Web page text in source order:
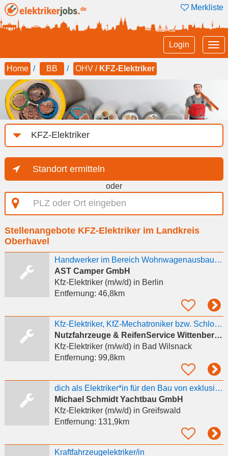
Merkliste
Login
Home BB OHV / KFZ-Elektriker
Job-
Kategorie
Standort ermitteln
oder
PLZ
oder
eingeben
Stellenangebote KFZ-Elektriker im Landkreis
Oberhavel
Handwerker im Bereich Wohnwagenausbau-Umbau-Reparatur
AST Camper GmbH
Kfz-Elektriker (m/w/d)in Berlin
Entfernung: 46,8km
Kfz-Elektriker, KfZ-Mechatroniker bzw. Schlosser (m/w/d) gesucht
Nutzfahrzeuge & ReifenService Wittenberge
Kfz-Elektriker (m/w/d)in Bad Wilsnack
Entfernung: 99,8km
dich als Elektriker*in für den Bau von exklusiven Segelyachten.
Michael Schmidt Yachtbau GmbH
Kfz-Elektriker (m/w/d)in Greifswald
Entfernung: 131,9km
Kraftfahrzeugelektriker/in